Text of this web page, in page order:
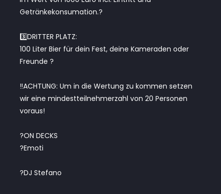
Getränkekonsumation.?
3️⃣DRITTER PLATZ:
100 Liter Bier für dein Fest, deine Kameraden oder
Freunde ?
‼️ACHTUNG: Um in die Wertung zu kommen setzen
wir eine mindestteilnehmerzahl von 20 Personen
voraus!
?ON DECKS
?Emoti
?DJ Stefano